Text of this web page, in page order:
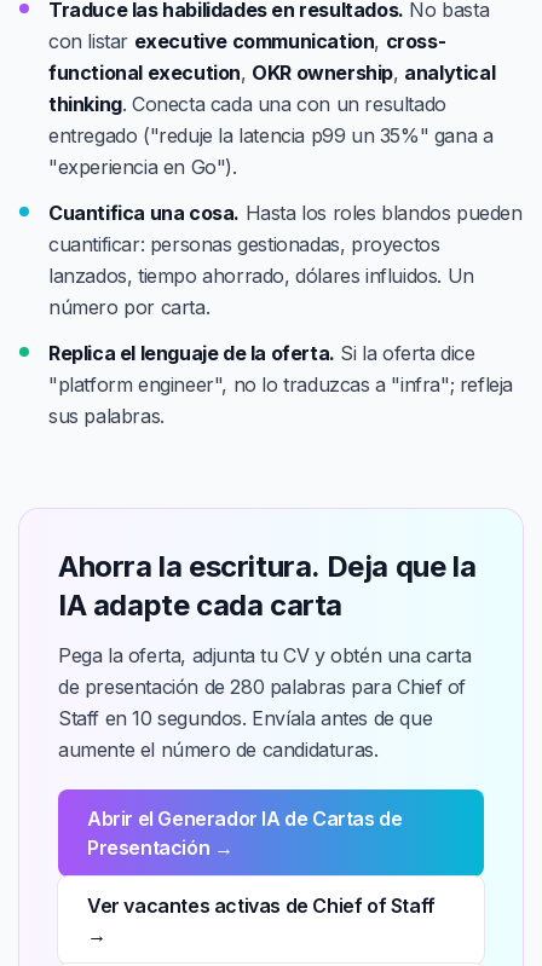
Traduce las habilidades en resultados. No basta
con listar executive communication, cross-
functional execution, OKR ownership, analytical
thinking. Conecta cada una con un resultado
entregado ("reduje la latencia p99 un 35%" gana a
"experiencia en Go").
Cuantifica una cosa. Hasta los roles blandos pueden
cuantificar: personas gestionadas, proyectos
lanzados, tiempo ahorrado, dólares influidos. Un
número por carta.
Replica el lenguaje de la oferta. Si la oferta dice
"platform engineer", no lo traduzcas a "infra"; refleja
sus palabras.
Ahorra la escritura. Deja que la
IA adapte cada carta
Pega la oferta, adjunta tu CV y obtén una carta
de presentación de 280 palabras para Chief of
Staff en 10 segundos. Envíala antes de que
aumente el número de candidaturas.
Abrir el Generador IA de Cartas de
Presentación →
Ver vacantes activas de Chief of Staff
→